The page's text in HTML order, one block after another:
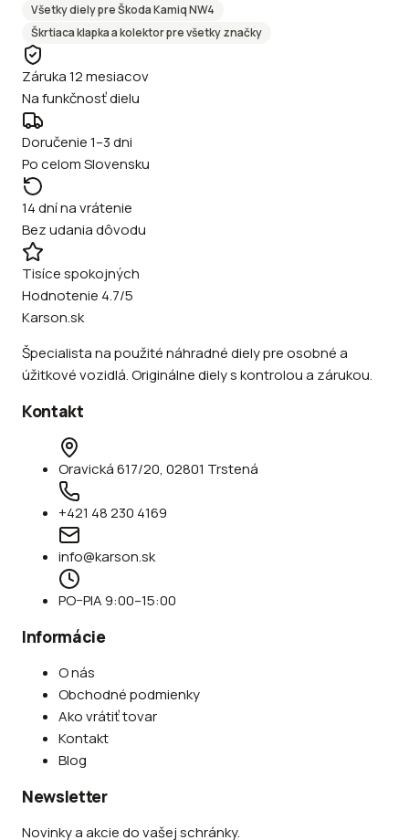
Všetky diely preŠkodaKamiq NW4
Škrtiaca klapka a kolektorpre všetky značky
Záruka 12 mesiacov
Na funkčnosť dielu
Doručenie 1–3 dni
Po celom Slovensku
14 dní na vrátenie
Bez udania dôvodu
Tisíce spokojných
Hodnotenie 4.7/5
Karson.sk
Špecialista na použité náhradné diely pre osobné a
úžitkové vozidlá. Originálne diely s kontrolou a zárukou.
Kontakt
Oravická 617/20, 02801 Trstená
+421 48 230 4169
info@karson.sk
PO–PIA 9:00–15:00
Informácie
O nás
Obchodné podmienky
Ako vrátiť tovar
Kontakt
Blog
Newsletter
Novinky a akcie do vašej schránky.